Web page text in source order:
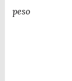
peso